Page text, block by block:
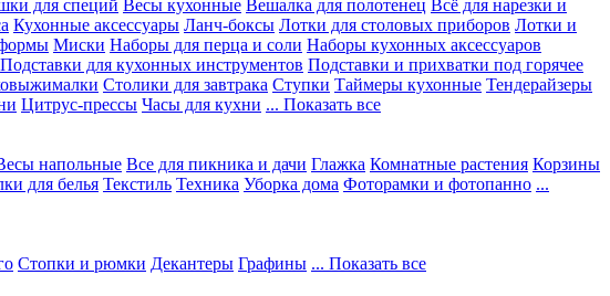
для специй Весы кухонные Вешалка для полотенец Всё для нарезки и
Кухонные аксессуары Ланч-боксы Лотки для столовых приборов Лотки и
Миски Наборы для перца и соли Наборы кухонных аксессуаров
Подставки для кухонных инструментов Подставки и прихватки под горячее
Столики для завтрака Ступки Таймеры кухонные Тендерайзеры
Цитрус-прессы Часы для кухни ... Показать все
напольные Все для пикника и дачи Глажка Комнатные растения Корзины
для белья Текстиль Техника Уборка дома Фоторамки и фотопанно ...
Стопки и рюмки Декантеры Графины ... Показать все